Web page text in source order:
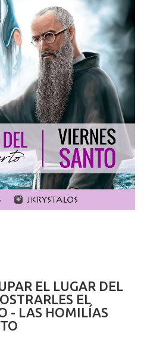
EL LUGAR DEL
EL
- LAS HOMILÍAS